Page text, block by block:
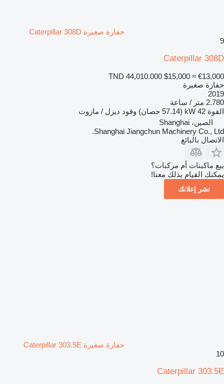
حفارة صغيرة Caterpillar 308D
9
Caterpillar 308D
TND 44,010.000 $15,000 ≈ €13,000
حفارة صغيرة
2019
2.780 متر / ساعة
القوة 42 kW (57.14 حصان) وقود ديزل / مازوت
الصين، Shanghai
Shanghai Jiangchun Machinery Co., Ltd.
الاتصال بالبائع
بيع ماكينات أم مركبات؟
يمكنك القيام بذلك معنا!
نشر إعلانك
حفارة صغيرة Caterpillar 303.5E
10
Caterpillar 303.5E